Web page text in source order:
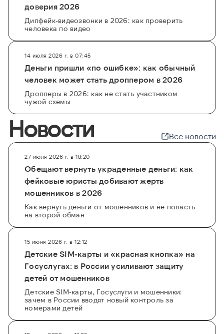
доверия 2026
Дипфейк-видеозвонки в 2026: как проверить
человека по видео
14 июля 2026 г. в 07:45
Деньги пришли «по ошибке»: как обычный
человек может стать дроппером в 2026
Дропперы в 2026: как не стать участником
чужой схемы
Новости Все новости
27 июля 2026 г. в 18:20
Обещают вернуть украденные деньги: как
фейковые юристы добивают жертв
мошенников в 2026
Как вернуть деньги от мошенников и не попасть
на второй обман
15 июня 2026 г. в 12:12
Детские SIM-карты и «красная кнопка» на
Госуслугах: в России усиливают защиту
детей от мошенников
Детские SIM-карты, Госуслуги и мошенники:
зачем в России вводят новый контроль за
номерами детей